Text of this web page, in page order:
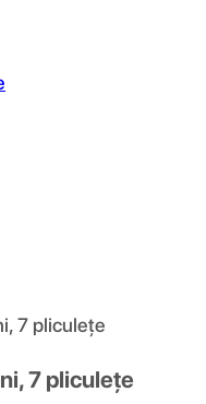
7 pliculețe
7 pliculețe